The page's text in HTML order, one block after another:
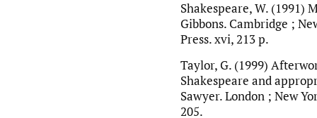
Shakespeare, W. (1991)
Gibbons. Cambridge ;
Press. xvi, 213 p.
Taylor, G. (1999)
Shakespeare and
Sawyer. London ; New
205.